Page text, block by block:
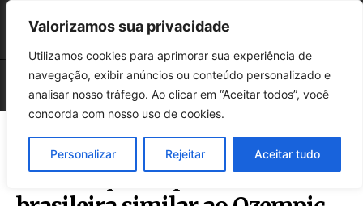
Valorizamos sua privacidade
Utilizamos cookies para aprimorar sua experiência de
navegação, exibir anúncios ou conteúdo personalizado e
analisar nosso tráfego. Ao clicar em “Aceitar todos”, você
concorda com nosso uso de cookies.
Personalizar Rejeitar Aceitar tudo
Anvisa aprova primeira caneta